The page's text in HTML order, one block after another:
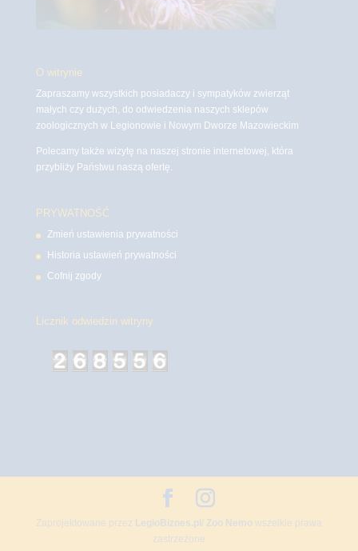
O witrynie
Zapraszamy wszystkich posiadaczy i sympatyków zwierząt
małych czy dużych, do odwiedzenia naszych sklepów
zoologicznych w Legionowie i Nowym Dworze Mazowieckim
Polecamy także wizytę na naszej stronie internetowej, która
przybliży Państwu naszą ofertę.
PRYWATNOŚĆ
Zmień ustawienia prywatności
Historia ustawień prywatności
Cofnij zgody
Licznik odwiedzin witryny
Zaprojektowane przez LegioBiznes.pl/ Zoo Nemowszelkie prawa
zastrzeżone